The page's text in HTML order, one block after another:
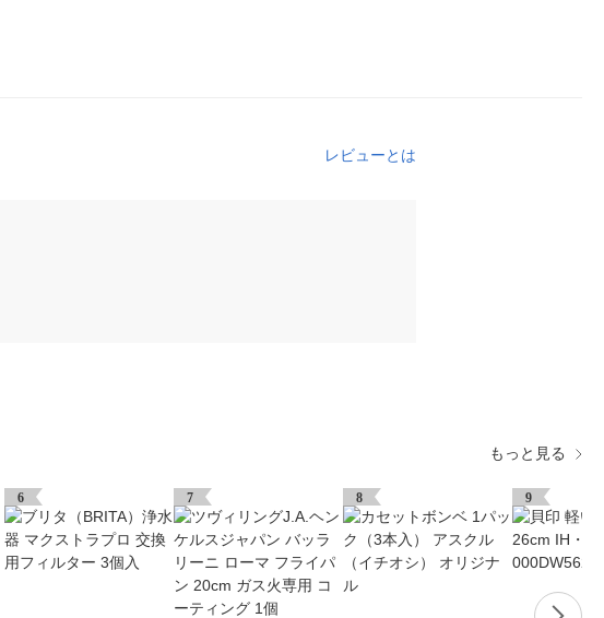
レビューとは
もっと見る
6 7 8 9